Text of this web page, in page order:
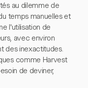
au dilemme de
temps manuelles et
l'utilisation de
avec environ
des inexactitudes.
comme Harvest
de deviner,